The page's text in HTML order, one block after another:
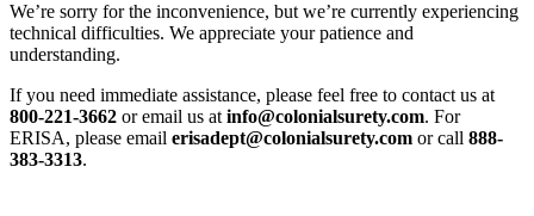
We’re sorry for the inconvenience, but we’re currently experiencing
technical difficulties. We appreciate your patience and
understanding.
If you need immediate assistance, please feel free to contact us at
800-221-3662 or email us at info@colonialsurety.com. For
ERISA, please email erisadept@colonialsurety.com or call 888-
383-3313.